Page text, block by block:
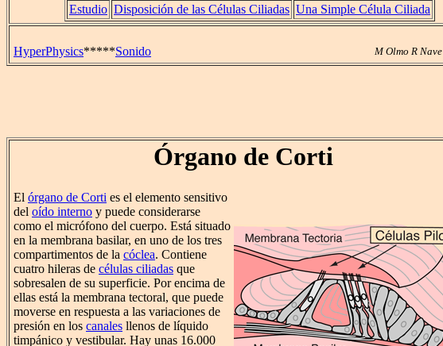
Estudio Disposición de las Células Ciliadas Una Simple Célula Ciliada
HyperPhysics*****Sonido M Olmo R Nave
Órgano de Corti
El órgano de Corti es el elemento sensitivo
del oído interno y puede considerarse
como el micrófono del cuerpo. Está situado
en la membrana basilar, en uno de los tres
compartimentos de la cóclea. Contiene
cuatro hileras de células ciliadas que
sobresalen de su superficie. Por encima de
ellas está la membrana tectoral, que puede
moverse en respuesta a las variaciones de
presión en los canales llenos de líquido
timpánico y vestibular. Hay unas 16.000